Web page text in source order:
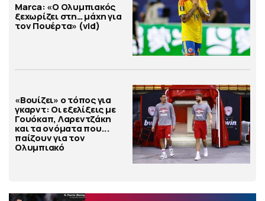
Marca: «Ο Ολυμπιακός
ξεχωρίζει στη… μάχη για
τον Πουέρτα» (vid)
«Βουίζει» ο τόπος για
γκαρντ: Οι εξελίξεις με
Γουόκαπ, Λαρεντζάκη
και τα ονόματα που...
παίζουν για τον
Ολυμπιακό